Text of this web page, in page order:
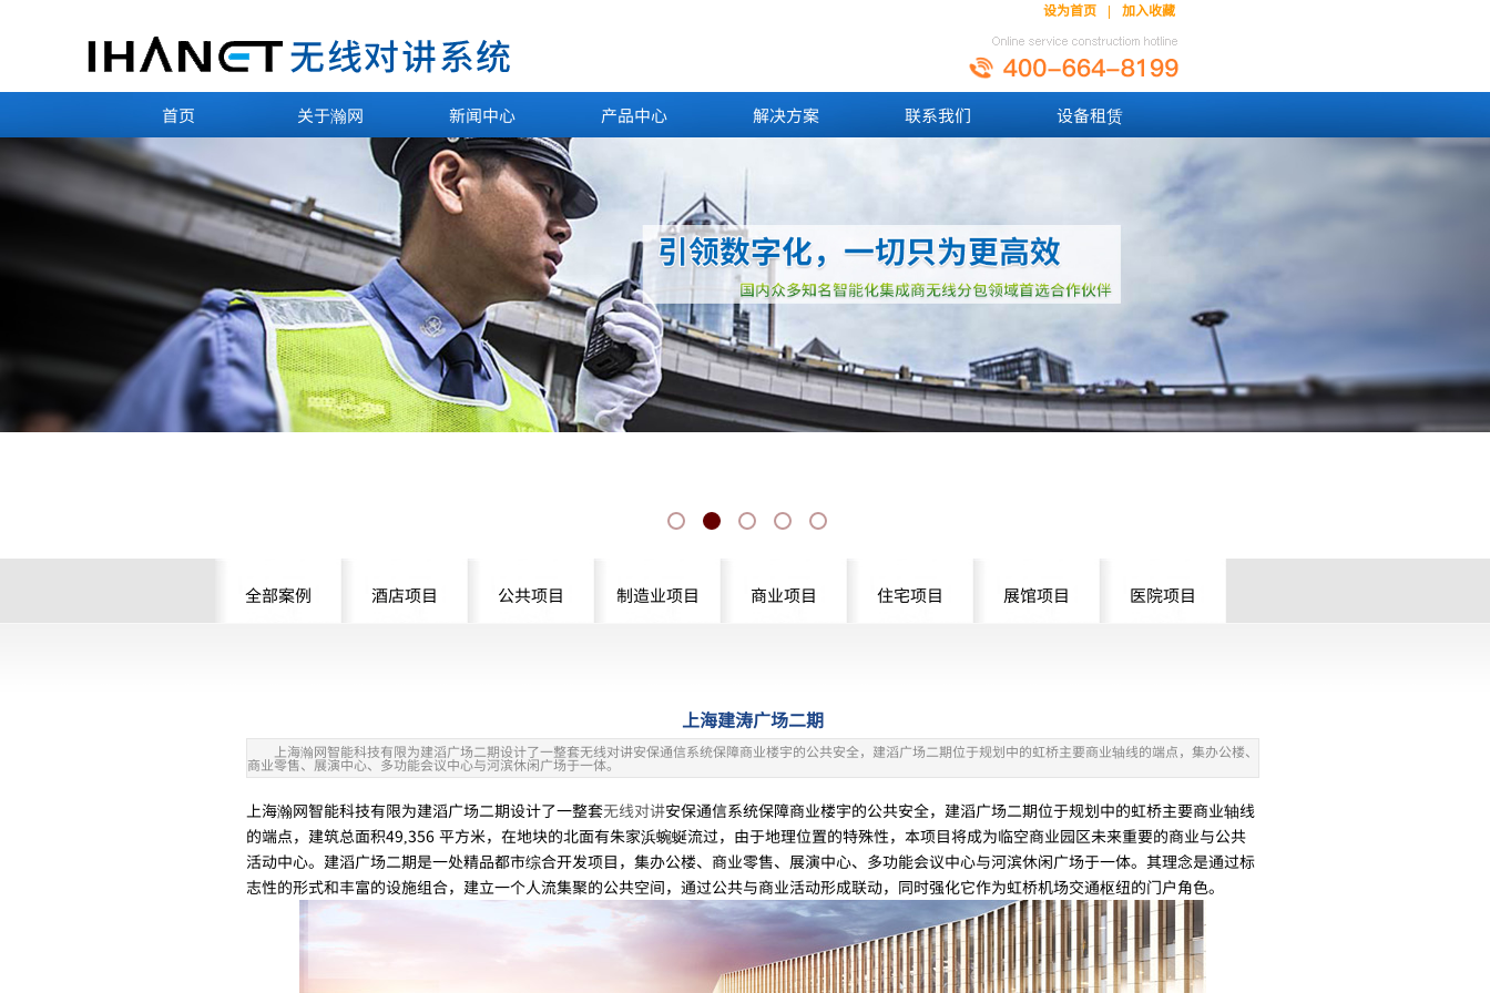
设为首页 加入收藏
首页 关于瀚网 新闻中心 产品中心 解决方案 联系我们 设备租赁
全部案例 酒店项目 公共项目 制造业项目 商业项目 住宅项目 展馆项目 医院项目
上海建涛广场二期
上海瀚网智能科技有限为建滔广场二期设计了一整套无线对讲安保通信系统保障商业楼宇的公共安全，建滔广场二期位于规划中的虹桥主要商业轴线的端点，集办公楼、
商业零售、展演中心、多功能会议中心与河滨休闲广场于一体。
上海瀚网智能科技有限为建滔广场二期设计了一整套无线对讲安保通信系统保障商业楼宇的公共安全，建滔广场二期位于规划中的虹桥主要商业轴线
的端点，建筑总面积49,356 平方米，在地块的北面有朱家浜蜿蜒流过，由于地理位置的特殊性，本项目将成为临空商业园区未来重要的商业与公共
活动中心。建滔广场二期是一处精品都市综合开发项目，集办公楼、商业零售、展演中心、多功能会议中心与河滨休闲广场于一体。其理念是通过标
志性的形式和丰富的设施组合，建立一个人流集聚的公共空间，通过公共与商业活动形成联动，同时强化它作为虹桥机场交通枢纽的门户角色。